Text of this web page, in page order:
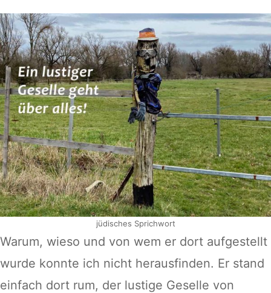
jüdisches Sprichwort
Warum, wieso und von wem er dort aufgestellt
wurde konnte ich nicht herausfinden. Er stand
einfach dort rum, der lustige Geselle von